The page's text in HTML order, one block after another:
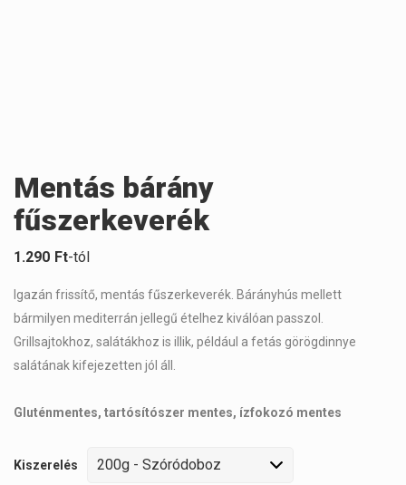
Mentás bárány
fűszerkeverék
1.290 Ft-tól
Igazán frissítő, mentás fűszerkeverék. Bárányhús mellett
bármilyen mediterrán jellegű ételhez kiválóan passzol.
Grillsajtokhoz, salátákhoz is illik, például a fetás görögdinnye
salátának kifejezetten jól áll.
Gluténmentes, tartósítószer mentes, ízfokozó mentes
Kiszerelés